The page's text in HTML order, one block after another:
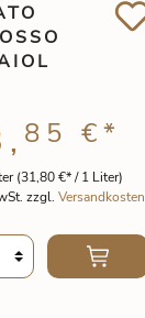
(31,80 €* / 1 Liter)
zzgl.Versandkosten
85 €*